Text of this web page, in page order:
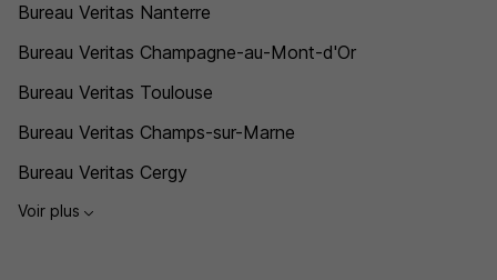
Bureau Veritas Nanterre
Bureau Veritas Champagne-au-Mont-d'Or
Bureau Veritas Toulouse
Bureau Veritas Champs-sur-Marne
Bureau Veritas Cergy
Voir plus